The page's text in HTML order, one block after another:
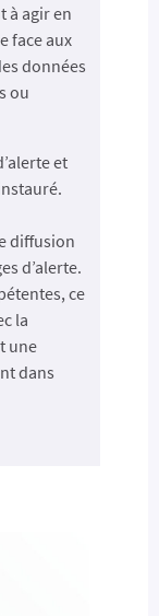
à agir en
face aux
données
ou
et
diffusion
d’alerte.
ce
la
une
dans